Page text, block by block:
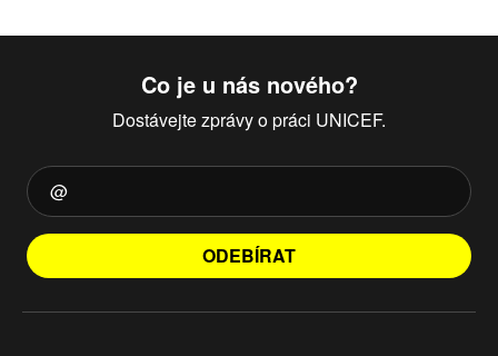
Co je u nás nového?
Dostávejte zprávy o práci UNICEF.
ODEBÍRAT